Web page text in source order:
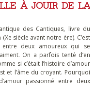
À JOUIR DE LA
des Cantiques, livre du
siècle avant notre ère). C’est
deux amoureux qui se
On a parfois tenté d’en
si c’était l’histoire d’amour
et l’âme du croyant. Pourquoi
passionné entre deux